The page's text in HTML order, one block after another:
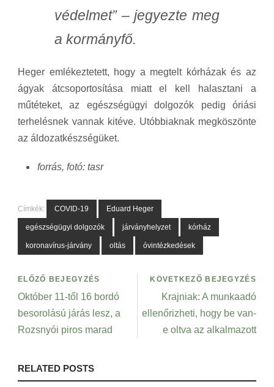
védelmet” – jegyezte meg
a kormányfő.
Heger emlékeztetett, hogy a megtelt kórházak és az
ágyak átcsoportosítása miatt el kell halasztani a
műtéteket, az egészségügyi dolgozók pedig óriási
terhelésnek vannak kitéve. Utóbbiaknak megköszönte
az áldozatkészségüket.
forrás, fotó: tasr
Címkék: COVID-19 Eduard Heger
egészségügyi dolgozók járványhelyzet kórház
koronavírus-járvány oltás óvintézkedések
ELŐZŐ BEJEGYZÉS
Október 11-től 16 bordó
besorolású járás lesz, a
Rozsnyói piros marad
KÖVETKEZŐ BEJEGYZÉS
Krajniak: A munkaadó
ellenőrizheti, hogy be van-
e oltva az alkalmazott
RELATED POSTS